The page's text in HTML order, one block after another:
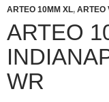
ARTEO 10MM XL, ARTEO
ARTEO
WR